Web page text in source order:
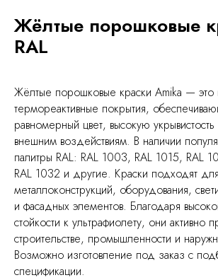
Жёлтые порошковые
RAL
Жёлтые порошковые краски Amika — это
термореактивные покрытия,
равномерный цвет, высокую укрывистость
внешним воздействиям. В наличии
палитры RAL: RAL 1003, RAL 1015, RAL
RAL 1032 и другие. Краски подходят
металлоконструкций, оборудования,
и фасадных элементов. Благодаря
стойкости к ультрафиолету, они активно
строительстве, промышленности и
Возможно изготовление под заказ с
спецификации.